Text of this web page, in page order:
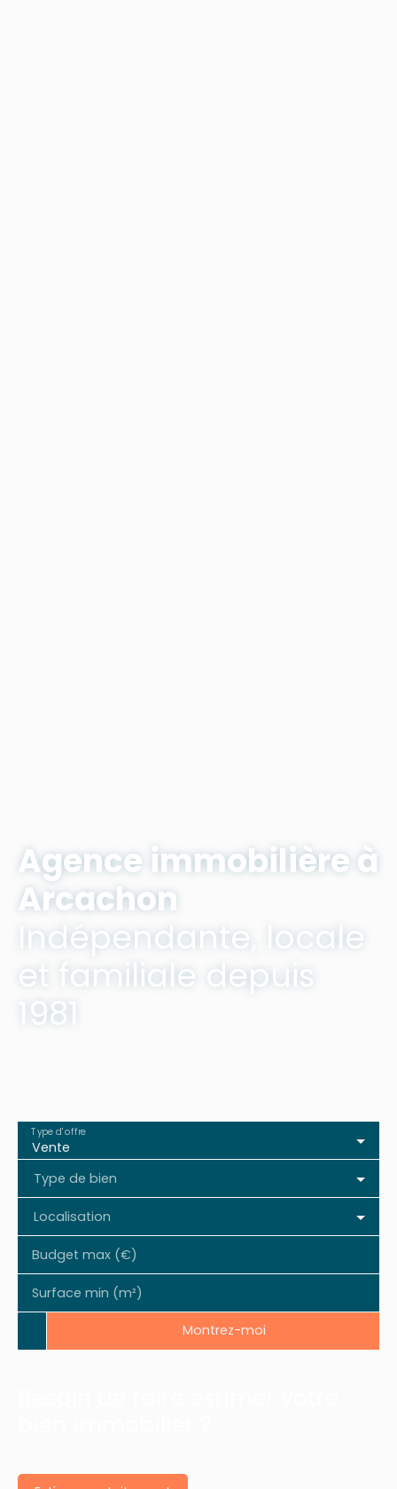
Agence immobilière à
Arcachon
Indépendante, locale
et familiale depuis
1981
Vente
Type d'offre
Type de bien
Localisation
Budget max (€)
Surface min (m²)
Montrez-moi